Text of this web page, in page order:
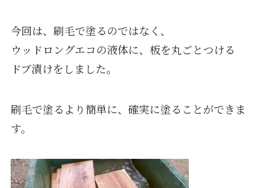
今回は、刷毛で塗るのではなく、
ウッドロングエコの液体に、板を丸ごとつける
ドブ漬けをしました。
刷毛で塗るより簡単に、確実に塗ることができま
す。